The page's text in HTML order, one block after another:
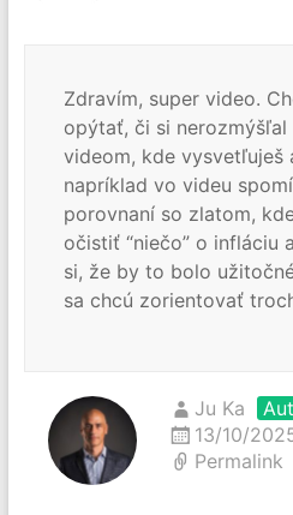
Zdravím, super video.
opýtať, či si
videom, kde vysvetľuješ
napríklad vo videu
porovnaní so zlatom,
očistiť “niečo” o infláciu
si, že by to bolo
sa chcú zorientovať
Ju Ka
13/10/
Permalink